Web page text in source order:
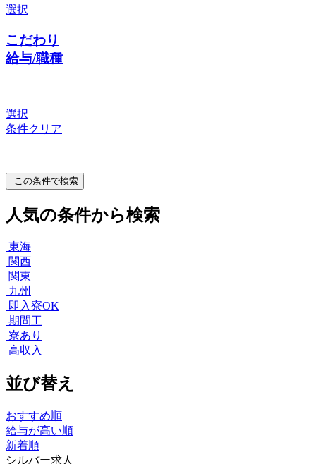
選択
こだわり
給与/職種
選択
条件クリア
この条件で検索
人気の条件から検索
東海
関西
関東
九州
即入寮OK
期間工
寮あり
高収入
並び替え
おすすめ順
給与が高い順
新着順
シルバー求人